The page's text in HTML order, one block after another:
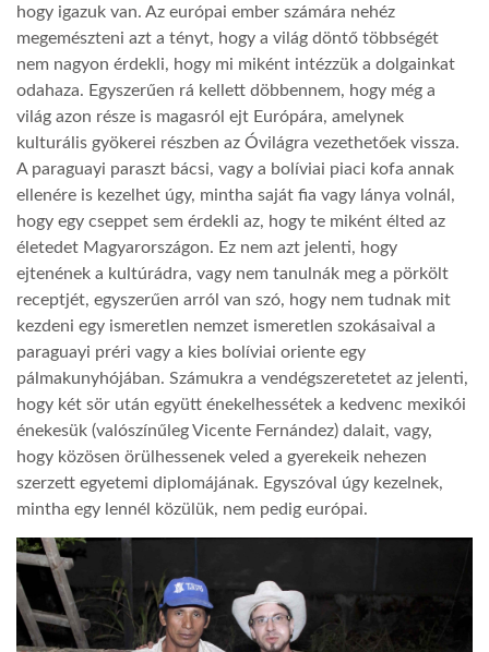
hogy igazuk van. Az európai ember számára nehéz
megemészteni azt a tényt, hogy a világ döntő többségét
nem nagyon érdekli, hogy mi miként intézzük a dolgainkat
odahaza. Egyszerűen rá kellett döbbennem, hogy még a
világ azon része is magasról ejt Európára, amelynek
kulturális gyökerei részben az Óvilágra vezethetőek vissza.
A paraguayi paraszt bácsi, vagy a bolíviai piaci kofa annak
ellenére is kezelhet úgy, mintha saját fia vagy lánya volnál,
hogy egy cseppet sem érdekli az, hogy te miként élted az
életedet Magyarországon. Ez nem azt jelenti, hogy
ejtenének a kultúrádra, vagy nem tanulnák meg a pörkölt
receptjét, egyszerűen arról van szó, hogy nem tudnak mit
kezdeni egy ismeretlen nemzet ismeretlen szokásaival a
paraguayi préri vagy a kies bolíviai oriente egy
pálmakunyhójában. Számukra a vendégszeretetet az jelenti,
hogy két sör után együtt énekelhessétek a kedvenc mexikói
énekesük (valószínűleg Vicente Fernández) dalait, vagy,
hogy közösen örülhessenek veled a gyerekeik nehezen
szerzett egyetemi diplomájának. Egyszóval úgy kezelnek,
mintha egy lennél közülük, nem pedig európai.